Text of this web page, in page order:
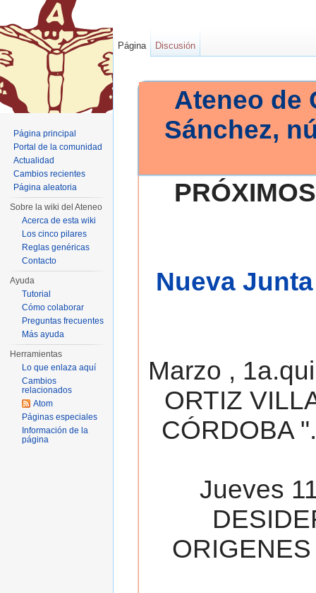
Ateneo de
Sánchez,
Nueva
Marzo ,
ORTIZ
CÓRDOBA
Jueves
Página Discusión
Página principal
Portal de la comunidad
Actualidad
Cambios recientes
Página aleatoria
Sobre la wiki del Ateneo
Acerca de esta wiki
Los cinco pilares
Reglas genéricas
Contacto
Ayuda
Tutorial
Cómo colaborar
Preguntas frecuentes
Más ayuda
Herramientas
Lo que enlaza aquí
Cambios
relacionados
Atom
Páginas especiales
Información de la
página